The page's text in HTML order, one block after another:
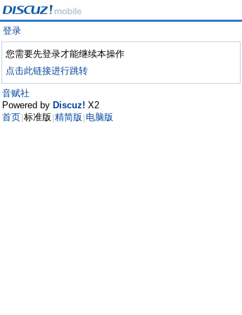
登录
您需要先登录才能继续本操作
点击此链接进行跳转
音赋社
Powered by Discuz! X2
首页 标准版 精简版 电脑版